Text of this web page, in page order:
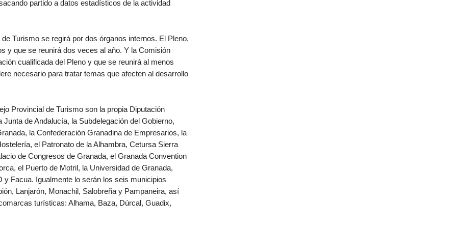
partido a datos estadísticos de la actividad
Turismo se regirá por dos órganos internos. El Pleno,
y que se reunirá dos veces al año. Y la Comisión
cualificada del Pleno y que se reunirá al menos
necesario para tratar temas que afecten al desarrollo
Provincial de Turismo son la propia Diputación
de Andalucía, la Subdelegación del Gobierno,
la Confederación Granadina de Empresarios, la
el Patronato de la Alhambra, Cetursa Sierra
de Congresos de Granada, el Granada Convention
el Puerto de Motril, la Universidad de Granada,
Facua. Igualmente lo serán los seis municipios
Lanjarón, Monachil, Salobreña y Pampaneira, así
turísticas: Alhama, Baza, Dúrcal, Guadix,